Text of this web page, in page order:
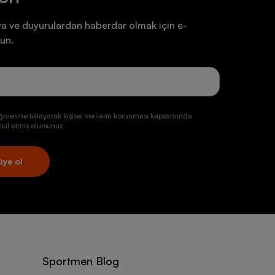
ve duyurulardan haberdar olmak için e-
tıklayarak kişisel verilerin korunması kapsamında
etmiş olursunuz.
ol
Sportmen Blog